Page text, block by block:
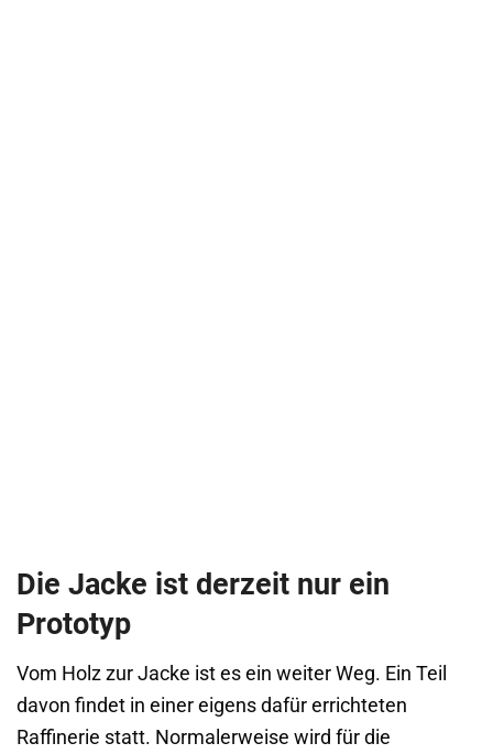
Die Jacke ist derzeit nur ein
Prototyp
Vom Holz zur Jacke ist es ein weiter Weg. Ein Teil
davon findet in einer eigens dafür errichteten
Raffinerie statt. Normalerweise wird für die